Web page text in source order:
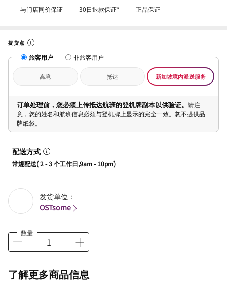
与门店同价保证 30日退款保证* 正品保证
提货点
旅客用户 非旅客用户
离境 抵达 新加坡境内派送服务
订单处理前，您必须上传抵达航班的登机牌副本以供验证。 请注
意，您的姓名和航班信息必须与登机牌上显示的完全一致。恕不提供品
牌纸袋。
配送方式
常规配送( 2 - 3 个工作日,9am - 10pm)
发货单位：
OSTsome
数量
了解更多商品信息